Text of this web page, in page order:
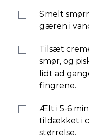
Smelt
gæren i
Tilsæt
smør, og
lidt ad
fingrene.
Ælt i 5-6
tildækket i
størrelse.